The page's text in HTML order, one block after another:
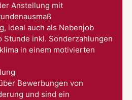
Anstellung mit
ideal auch als Nebenjob
Stunde inkl. Sonderzahlungen
in einem motivierten
Bewerbungen von
und sind ein